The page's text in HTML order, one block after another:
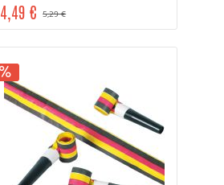
5,29 €
4,49 €